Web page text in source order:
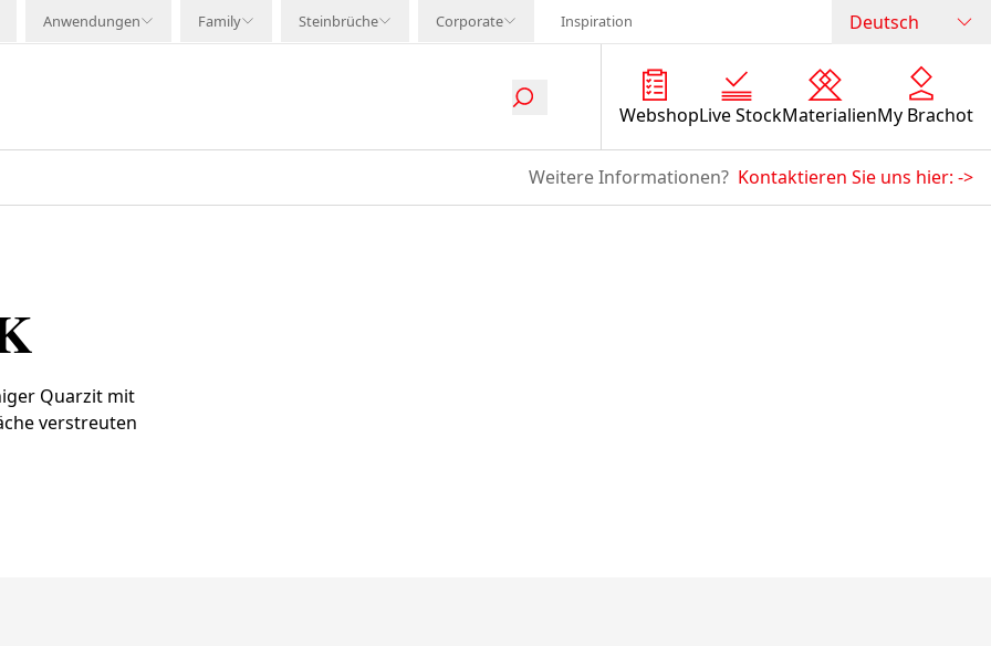
Anwendungen Family Steinbrüche Corporate Inspiration Deutsch
WebshopLive StockMaterialienMy Brachot
Weitere Informationen? Kontaktieren Sie uns hier: ->
Quarzit mit
verstreuten